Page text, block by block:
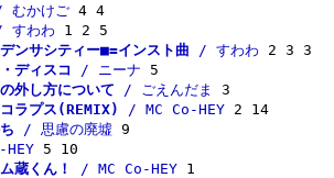
むかけご
すわわ
ンサシティー■=インスト曲 / すわわ
ディスコ / ニーナ
外し方について / ごえんだま
ラプス(REMIX) / MC Co-HEY
/ 思慮の廃墟
蔵くん！ / MC Co-HEY